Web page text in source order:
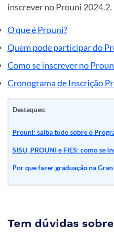
inscrever no Prouni
O que é Prouni?
Quem pode participar do
Como se inscrever no
Cronograma de Inscrição
Destaques:
Prouni: saiba tudo sobre o
SISU, PROUNI e FIES: como se
Por que fazer graduação na
Tem dúvidas